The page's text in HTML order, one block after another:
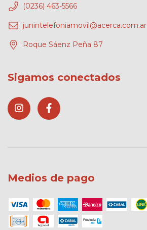
(0236) 463-5566
junintelefoniamovil@acerca.com.ar
Roque Sáenz Peña 87
Sigamos conectados
Medios de pago